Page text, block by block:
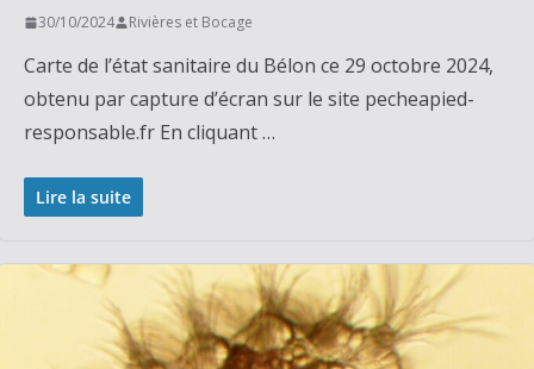
30/10/2024 Rivières et Bocage
Carte de l’état sanitaire du Bélon ce 29 octobre 2024,
obtenu par capture d’écran sur le site pecheapied-
responsable.fr En cliquant …
Lire la suite